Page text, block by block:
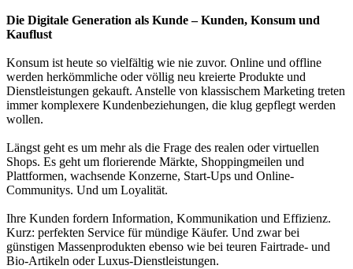
Die Digitale Generation als Kunde – Kunden, Konsum und
Kauflust
Konsum ist heute so vielfältig wie nie zuvor. Online und offline
werden herkömmliche oder völlig neu kreierte Produkte und
Dienstleistungen gekauft. Anstelle von klassischem Marketing treten
immer komplexere Kundenbeziehungen, die klug gepflegt werden
wollen.
Längst geht es um mehr als die Frage des realen oder virtuellen
Shops. Es geht um florierende Märkte, Shoppingmeilen und
Plattformen, wachsende Konzerne, Start-Ups und Online-
Communitys. Und um Loyalität.
Ihre Kunden fordern Information, Kommunikation und Effizienz.
Kurz: perfekten Service für mündige Käufer. Und zwar bei
günstigen Massenprodukten ebenso wie bei teuren Fairtrade- und
Bio-Artikeln oder Luxus-Dienstleistungen.